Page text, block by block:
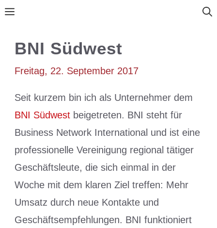
Zum
springen
Menü
BNI Südwest
Freitag, 22. September 2017
Seit kurzem bin ich als Unternehmer dem
BNI Südwest beigetreten. BNI steht für
Business Network International und ist eine
professionelle Vereinigung regional tätiger
Geschäftsleute, die sich einmal in der
Woche mit dem klaren Ziel treffen: Mehr
Umsatz durch neue Kontakte und
Geschäftsempfehlungen. BNI funktioniert